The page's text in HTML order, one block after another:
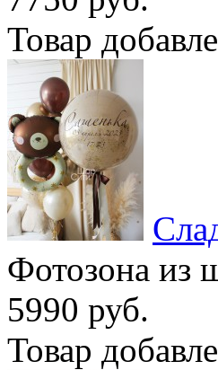
Товар
Фотозона из
5990 руб.
Товар